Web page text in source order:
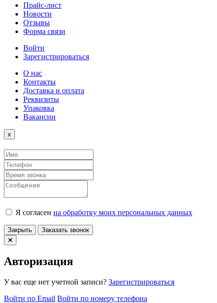
Прайс-лист
Новости
Отзывы
Форма связи
Войти
Зарегистрироваться
О нас
Контакты
Доставка и оплата
Реквизиты
Упаковка
Вакансии
x
Я согласен на обработку моих персональных данных
Закрыть Заказать звонок
Авторизация
У вас еще нет учетной записи? Зарегистрироваться
Войти по Email Войти по номеру телефона